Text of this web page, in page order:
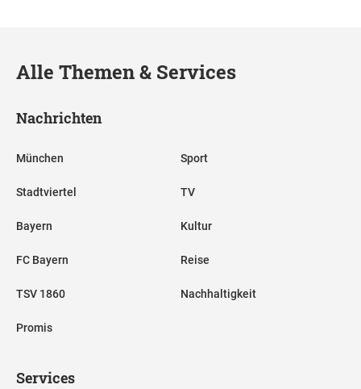
Alle Themen & Services
Nachrichten
München
Stadtviertel
Bayern
FC Bayern
TSV 1860
Promis
Sport
TV
Kultur
Reise
Nachhaltigkeit
Services